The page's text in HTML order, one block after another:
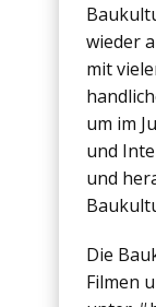
wieder
mit
um im
und
und
Die
Filmen